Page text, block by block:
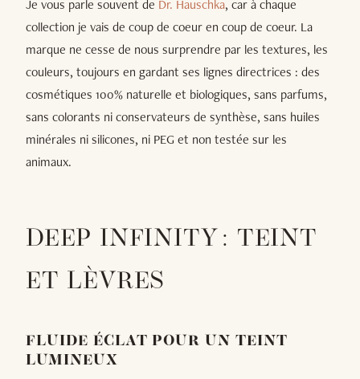
Je vous parle souvent de Dr. Hauschka, car à chaque
collection je vais de coup de coeur en coup de coeur. La
marque ne cesse de nous surprendre par les textures, les
couleurs, toujours en gardant ses lignes directrices : des
cosmétiques 100% naturelle et biologiques, sans parfums,
sans colorants ni conservateurs de synthèse, sans huiles
minérales ni silicones, ni PEG et non testée sur les
animaux.
DEEP INFINITY : TEINT
ET LÈVRES
FLUIDE ÉCLAT POUR UN TEINT
LUMINEUX